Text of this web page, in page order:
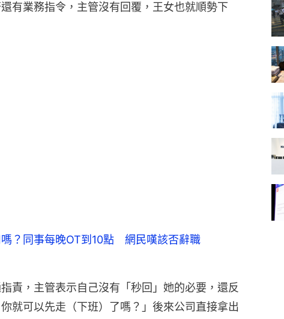
有業務指令，主管沒有回覆，王女也就順勢下
？同事每晚OT到10點 網民嘆該否辭職
責，主管表示自己沒有「秒回」她的必要，還反
就可以先走（下班）了嗎？」後來公司直接拿出